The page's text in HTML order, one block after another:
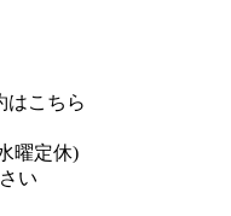
はこちら
曜定休)
い